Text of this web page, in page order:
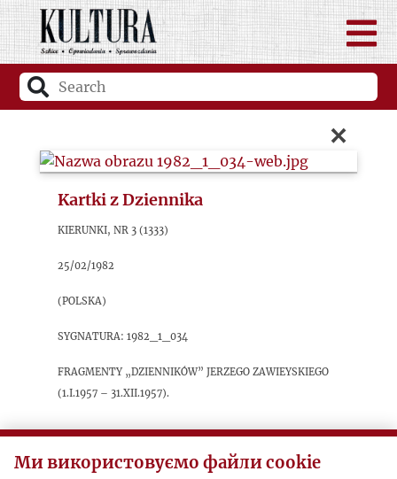
×
Kartki z Dziennika
Kierunki, nr 3 (1333)
25/02/1982
(Polska)
sygnatura: 1982_1_034
Fragmenty „Dzienników” Jerzego Zawieyskiego
(1.I.1957 – 31.XII.1957).
Postacie powiązane
Ми використовуємо файли cookie